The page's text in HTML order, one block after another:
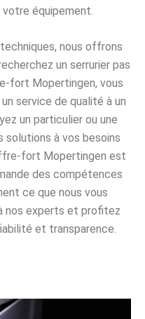
équipement.
nous offrons
un serrurier pas
fort Mopertingen, vous
service de qualité à un
un particulier ou une
solutions à vos besoins
fort Mopertingen est
des compétences
ce que nous vous
nos experts et profitez
et transparence.